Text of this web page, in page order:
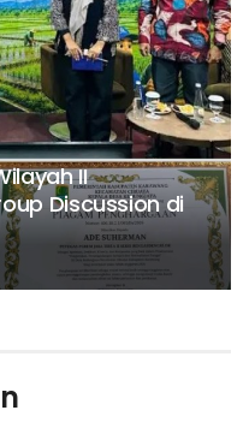
II
Discussion di